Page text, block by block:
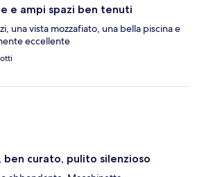
e ampi spazi ben tenuti
una vista mozzafiato, una bella piscina e
eccellente
ben curato, pulito silenzioso